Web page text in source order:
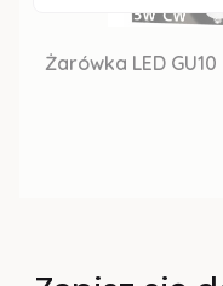
Żarówka LED